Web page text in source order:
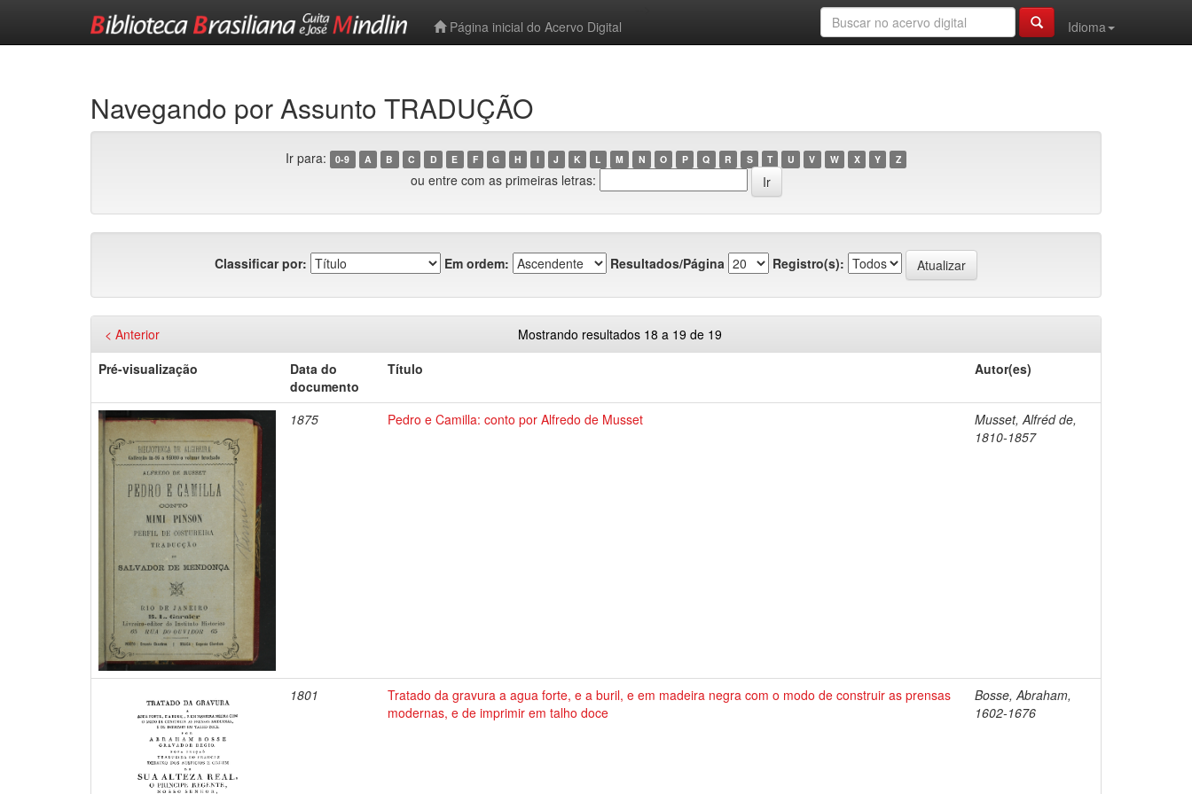
Página inicial do Acervo Digital
Idioma
Navegando por Assunto TRADUÇÃO
Ir para: 0-9 A B C D E F G H I J K L M N O P Q R S T U V W X Y Z
ou entre com as primeiras letras:
Classificar por: Em ordem: Resultados/Página Registro(s):
Mostrando resultados 18 a 19 de 19
< Anterior
Pré-visualização
Data do
documento
Título Autor(es)
1875 Pedro e Camilla: conto por Alfredo de Musset
Musset, Alfréd de,
1810-1857
1801
Tratado da gravura a agua forte, e a buril, e em madeira negra com o modo de construir as prensas
modernas, e de imprimir em talho doce
Bosse, Abraham,
1602-1676